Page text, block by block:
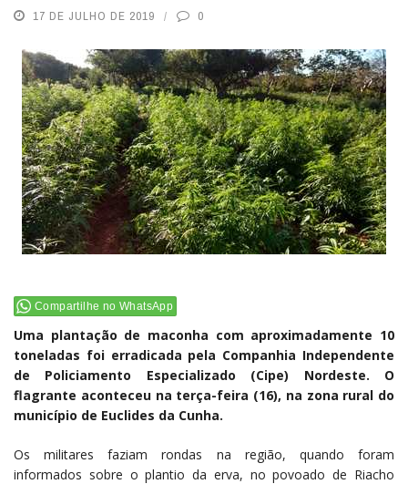
17 DE JULHO DE 2019 0
Compartilhe no WhatsApp
Uma plantação de maconha com aproximadamente 10
toneladas foi erradicada pela Companhia Independente
de Policiamento Especializado (Cipe) Nordeste. O
flagrante aconteceu na terça-feira (16), na zona rural do
município de Euclides da Cunha.
Os militares faziam rondas na região, quando foram
informados sobre o plantio da erva, no povoado de Riacho